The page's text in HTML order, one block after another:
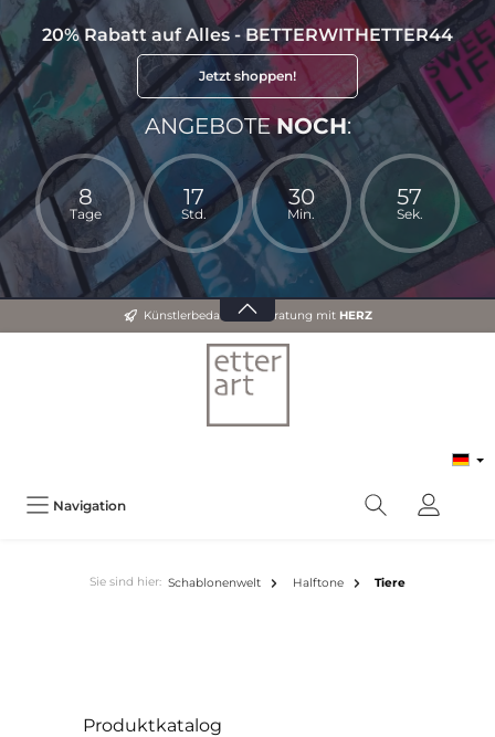
20% Rabatt auf Alles - BETTERWITHETTER44
Jetzt shoppen!
ANGEBOTENOCH:
8
Tage
17
Std.
30
Min.
57
Sek.
Künstlerbedarf und Beratung mitHERZ
Navigation
Sie sind hier: Schablonenwelt Halftone Tiere
Produktkatalog